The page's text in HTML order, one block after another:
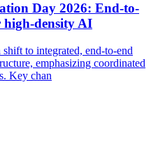
Day 2026: End-to-
high-density AI
to integrated, end-to-end
emphasizing coordinated
Key chan